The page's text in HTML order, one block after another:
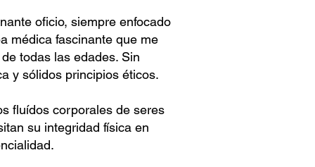
oficio, siempre enfocado
médica fascinante que me
todas las edades. Sin
y sólidos principios éticos.
fluídos corporales de seres
su integridad física en